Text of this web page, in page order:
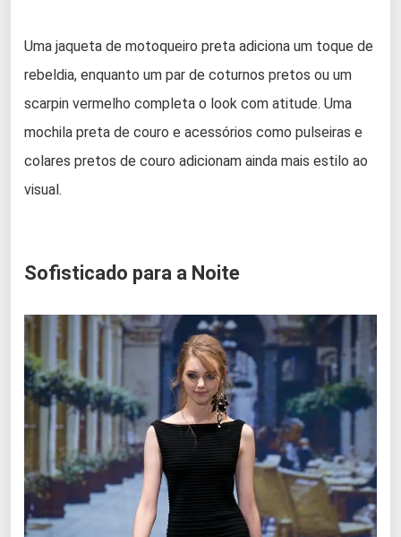
Uma jaqueta de motoqueiro preta adiciona um toque de
rebeldia, enquanto um par de coturnos pretos ou um
scarpin vermelho completa o look com atitude. Uma
mochila preta de couro e acessórios como pulseiras e
colares pretos de couro adicionam ainda mais estilo ao
visual.
Sofisticado para a Noite